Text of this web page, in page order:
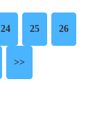
24 25 26
>>